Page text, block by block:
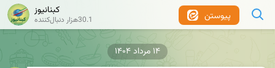
پیوستن کبنانیوز
30.1هزار دنبال‌کننده
۱۴ مرداد ۱۴۰۴